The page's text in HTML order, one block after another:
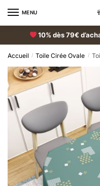
MENU
10% dès 79€
Accueil / Toile Cirée Ovale /